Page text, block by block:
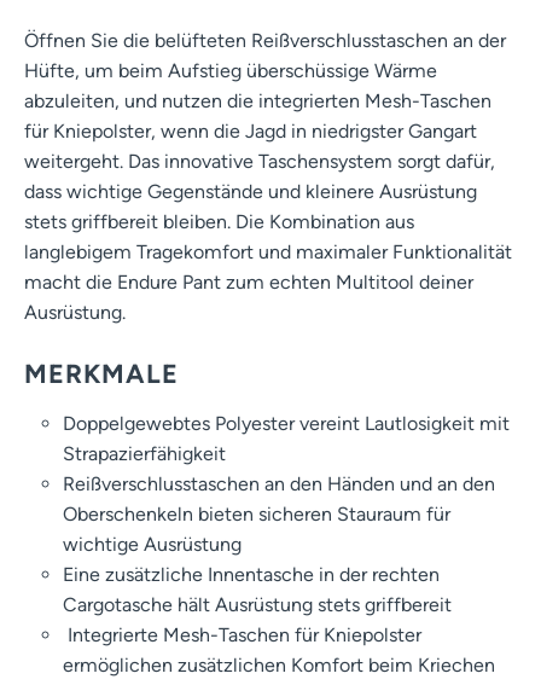
Öffnen Sie die belüfteten Reißverschlusstaschen an der
Hüfte, um beim Aufstieg überschüssige Wärme
abzuleiten, und nutzen die integrierten Mesh-Taschen
für Kniepolster, wenn die Jagd in niedrigster Gangart
weitergeht. Das innovative Taschensystem sorgt dafür,
dass wichtige Gegenstände und kleinere Ausrüstung
stets griffbereit bleiben. Die Kombination aus
langlebigem Tragekomfort und maximaler Funktionalität
macht die Endure Pant zum echten Multitool deiner
Ausrüstung.
MERKMALE
Doppelgewebtes Polyester vereint Lautlosigkeit mit
Strapazierfähigkeit
Reißverschlusstaschen an den Händen und an den
Oberschenkeln bieten sicheren Stauraum für
wichtige Ausrüstung
Eine zusätzliche Innentasche in der rechten
Cargotasche hält Ausrüstung stets griffbereit
Integrierte Mesh-Taschen für Kniepolster
ermöglichen zusätzlichen Komfort beim Kriechen